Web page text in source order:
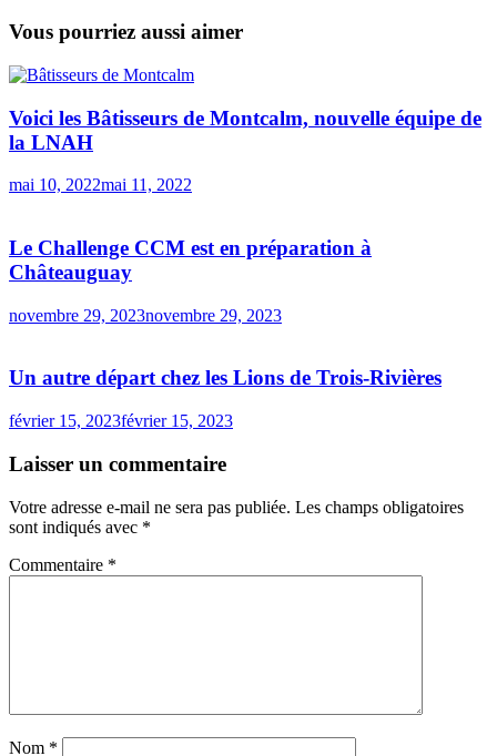
Vous pourriez aussi aimer
Voici les Bâtisseurs de Montcalm, nouvelle équipe de
la LNAH
mai 10, 2022mai 11, 2022
Le Challenge CCM est en préparation à
Châteauguay
novembre 29, 2023novembre 29, 2023
Un autre départ chez les Lions de Trois-Rivières
février 15, 2023février 15, 2023
Laisser un commentaire
Votre adresse e-mail ne sera pas publiée. Les champs obligatoires
sont indiqués avec *
Commentaire *
Nom *